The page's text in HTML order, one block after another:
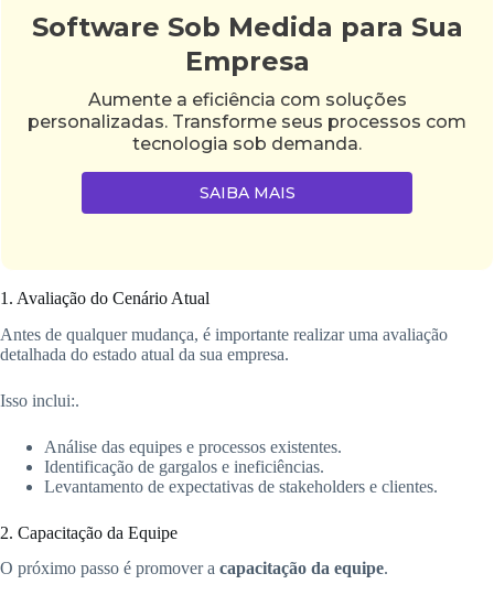
Software Sob Medida para Sua
Empresa
Aumente a eficiência com soluções
personalizadas. Transforme seus processos com
tecnologia sob demanda.
SAIBA MAIS
1. Avaliação do Cenário Atual
Antes de qualquer mudança, é importante realizar uma avaliação
detalhada do estado atual da sua empresa.
Isso inclui:.
Análise das equipes e processos existentes.
Identificação de gargalos e ineficiências.
Levantamento de expectativas de stakeholders e clientes.
2. Capacitação da Equipe
O próximo passo é promover a capacitação da equipe.